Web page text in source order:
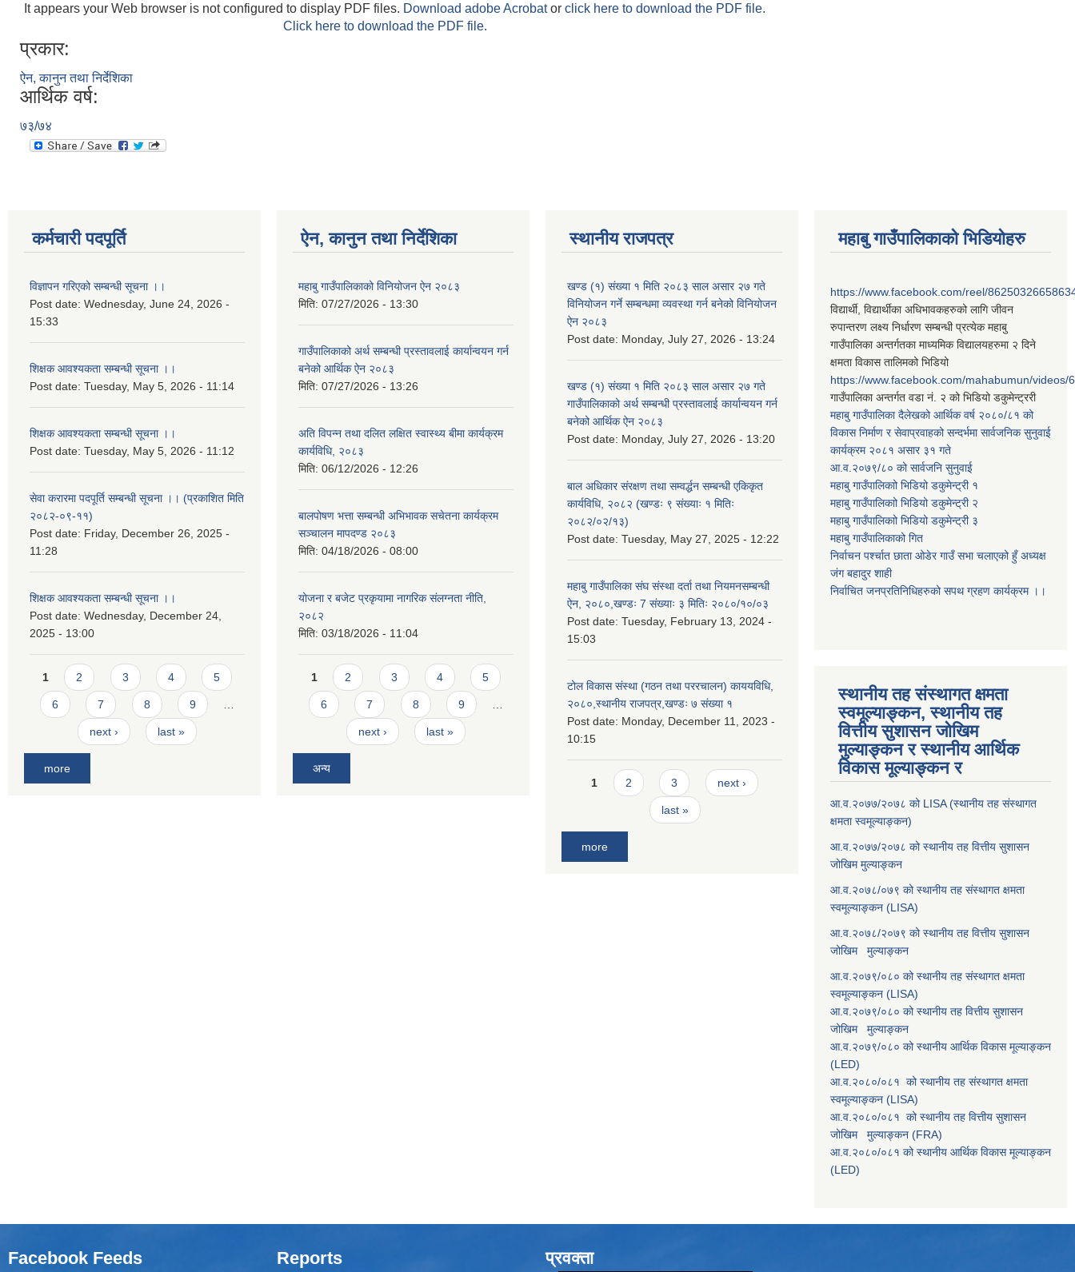
It appears your Web browser is not configured to display PDF files. Download adobe Acrobator click here to download the PDF file.
Click here to download the PDF file.
प्रकार:
ऐन, कानुन तथा निर्देशिका
आर्थिक वर्ष:
७३/७४
कर्मचारी पदपूर्ति
विज्ञापन गरिएको सम्बन्धी सूचना ।।
Post date: Wednesday, June 24, 2026 -
15:33
शिक्षक आवश्यकता सम्बन्धी सूचना ।।
Post date: Tuesday, May 5, 2026 - 11:14
शिक्षक आवश्यकता सम्बन्धी सूचना ।।
Post date: Tuesday, May 5, 2026 - 11:12
सेवा करारमा पदपूर्ति सम्बन्धी सूचना ।। (प्रकाशित मिति
२०८२-०९-११)
Post date: Friday, December 26, 2025 -
11:28
शिक्षक आवश्यकता सम्बन्धी सूचना ।।
Post date: Wednesday, December 24,
2025 - 13:00
Pages
1 2 3 4 5
6 7 8 9
next › last »
more
ऐन, कानुन तथा निर्देशिका
महाबु गाउँपालिकाको विनियोजन ऐन २०८३
मिति: 07/27/2026 - 13:30
गाउँपालिकाको अर्थ सम्बन्धी प्रस्तावलाई कार्यान्वयन गर्न
बनेको आर्थिक ऐन २०८३
मिति: 07/27/2026 - 13:26
अति विपन्न तथा दलित लक्षित स्वास्थ्य बीमा कार्यक्रम
कार्यविधि, २०८३
मिति: 06/12/2026 - 12:26
बालपोषण भत्ता सम्बन्धी अभिभावक सचेतना कार्यक्रम
सञ्चालन मापदण्ड २०८३
मिति: 04/18/2026 - 08:00
योजना र बजेट प्रकृयामा नागरिक संलग्नता नीति,
२०८२
मिति: 03/18/2026 - 11:04
Pages
1 2 3 4 5
6 7 8 9
next › last »
अन्य
स्थानीय राजपत्र
खण्ड (१) संख्या १ मिति २०८३ साल असार २७ गते
विनियोजन गर्ने सम्बन्धमा व्यवस्था गर्न बनेको विनियोजन
ऐन २०८३
Post date: Monday, July 27, 2026 - 13:24
खण्ड (१) संख्या १ मिति २०८३ साल असार २७ गते
गाउँपालिकाको अर्थ सम्बन्धी प्रस्तावलाई कार्यान्वयन गर्न
बनेको आर्थिक ऐन २०८३
Post date: Monday, July 27, 2026 - 13:20
बाल अधिकार संरक्षण तथा सम्वर्द्धन सम्बन्धी एकिकृत
कार्यविधि, २०८२ (खण्डः ९ संख्याः १ मितिः
२०८२/०२/१३)
Post date: Tuesday, May 27, 2025 - 12:22
महाबु गाउँपालिका संघ संस्था दर्ता तथा नियमनसम्बन्धी
ऐन, २०८०,खण्डः 7 संख्याः ३ मितिः २०८०/१०/०३
Post date: Tuesday, February 13, 2024 -
15:03
टोल विकास संस्था (गठन तथा पररचालन) काययविधि,
२०८०,स्थानीय राजपत्र,खण्डः ७ संख्या १
Post date: Monday, December 11, 2023 -
10:15
Pages
1 2 3 next ›
last »
more
महाबु गाउँपालिकाको भिडियोहरु
https://www.facebook.com/reel/
विद्यार्थी, विद्यार्थीका अधिभावकहरुको लागि जीवन
रुपान्तरण लक्ष्य निर्धारण सम्बन्धी प्रत्येक महाबु
गाउँपालिका अन्तर्गतका माध्यमिक विद्यालयहरुमा २ दिने
क्षमता विकास तालिमको भिडियो
https://www.facebook.com/mahabumun/videos/
गाउँपालिका अन्तर्गत वडा नं. २ को भिडियो डकुमेन्ट्ररी
महाबु गाउँपालिका दैलेखको आर्थिक वर्ष २०८०/८१ को
विकास निर्माण र सेवाप्रवाहको सन्दर्भमा सार्वजनिक सुनुवाई
कार्यक्रम २०८१ असार ३१ गते
आ.व.२०७९/८० को सार्वजनि सुनुवाई
महाबु गाउँपालिकाो भिडियो डकुमेन्ट्री १
महाबु गाउँपालिकाो भिडियो डकुमेन्ट्री २
महाबु गाउँपालिकाो भिडियो डकुमेन्ट्री ३
महाबु गाउँपालिकाको गित
निर्वाचन पर्श्चात छाता ओडेर गाउँ सभा चलाएको हुँ अध्यक्ष
जंग बहादुर शाही
निर्वाचित जनप्रतिनिधिहरुको सपथ ग्रहण कार्यक्रम ।।
स्थानीय तह संस्थागत क्षमता
स्वमूल्याङ्कन, स्थानीय तह
वित्तीय सुशासन जोखिम
मुल्याङ्कन र स्थानीय आर्थिक
विकास मूल्याङ्कन र
आ.व.२०७७/२०७८ को LISA (स्थानीय तह संस्थागत
क्षमता स्वमूल्याङ्कन)
आ.व.२०७७/२०७८ को स्थानीय तह वित्तीय सुशासन
जोखिम मुल्याङ्कन
आ.व.२०७८/०७९ को स्थानीय तह संस्थागत क्षमता
स्वमूल्याङ्कन (LISA)
आ.व.२०७८/२०७९ को स्थानीय तह वित्तीय सुशासन
जोखिम मुल्याङ्कन
आ.व.२०७९/०८० को स्थानीय तह संस्थागत क्षमता
स्वमूल्याङ्कन (LISA)
आ.व.२०७९/०८० को स्थानीय तह वित्तीय सुशासन
जोखिम मुल्याङ्कन
आ.व.२०७९/०८० को स्थानीय आर्थिक विकास मूल्याङ्कन
(LED)
आ.व.२०८०/०८१ को स्थानीय तह संस्थागत क्षमता
स्वमूल्याङ्कन (LISA)
आ.व.२०८०/०८१ को स्थानीय तह वित्तीय सुशासन
जोखिम मुल्याङ्कन (FRA)
आ.व.२०८०/०८१ को स्थानीय आर्थिक विकास मूल्याङ्कन
(LED)
Facebook Feeds Reports प्रवक्ता